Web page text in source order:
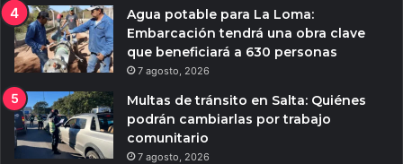
Agua potable para La Loma:
Embarcación tendrá una obra clave
que beneficiará a 630 personas
7 agosto, 2026
Multas de tránsito en Salta: Quiénes
podrán cambiarlas por trabajo
comunitario
7 agosto, 2026